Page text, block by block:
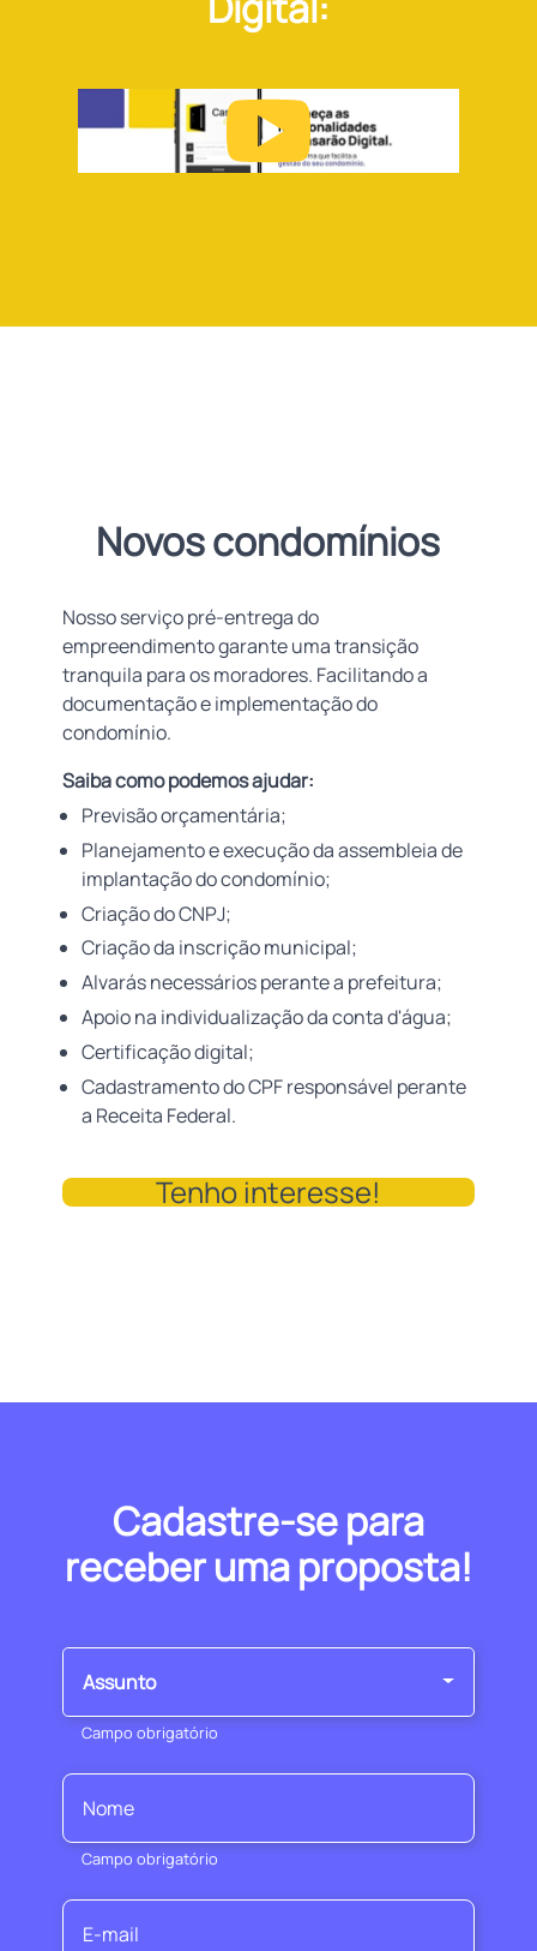
Novos condomínios
Nosso serviço pré-entrega do
empreendimento garante uma transição
tranquila para os moradores. Facilitando a
documentação e implementação do
condomínio.
Saiba como podemos ajudar:
Previsão orçamentária;
Planejamento e execução da assembleia de
implantação do condomínio;
Criação do CNPJ;
Criação da inscrição municipal;
Alvarás necessários perante a prefeitura;
Apoio na individualização da conta d'água;
Certificação digital;
Cadastramento do CPF responsável perante
a Receita Federal.
Tenho interesse!
Cadastre-se para
receber uma proposta!
Assunto
Campo obrigatório
Campo obrigatório